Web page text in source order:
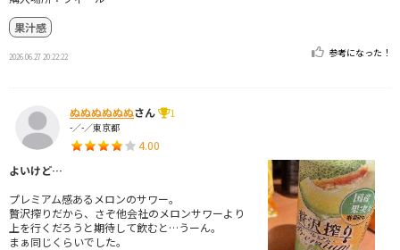
果汁感
2026.06.27 20:22:22 参考になった！
ぬぬぬぬぬぬさん
1
-／-／東京都
4.00
よいけど…
プレミアム感あるメロンのサワー。
贅沢搾りだから、さぞ他会社のメロンサワーより
上を行くだろうと期待して飲むと…うーん。
まぁ同じくらいでした。